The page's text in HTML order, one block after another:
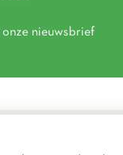
nieuwsbrief